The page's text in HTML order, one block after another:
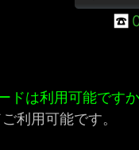
ドは利用可能です
利用可能です。